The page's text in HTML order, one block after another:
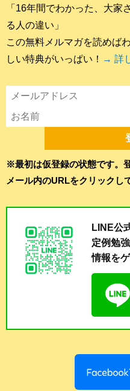
「16年間でわかった、大家
る人の違い」
この無料メルマガを読めば
しい特典がいっぱい！ → 詳
※最初は仮登録の状態です。
メール内のURLをクリックし
LINE公
定例勉
情報を